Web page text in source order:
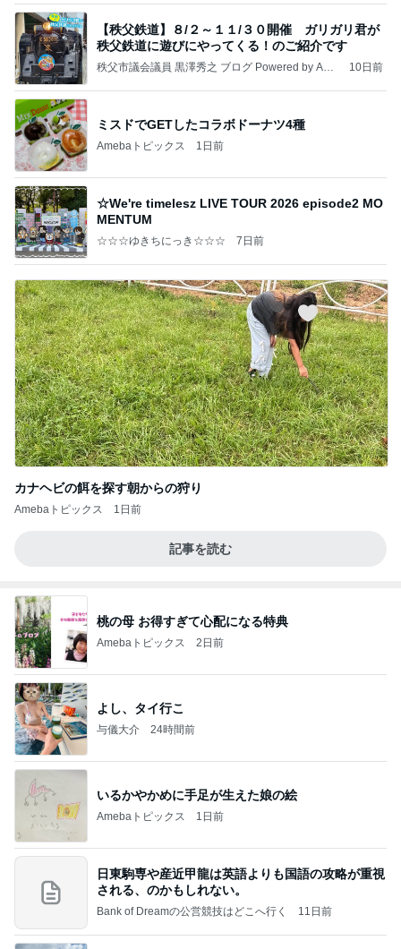
【秩父鉄道】８/２～１１/３０開催 ガリガリ君が
秩父鉄道に遊びにやってくる！のご紹介です
秩父市議会議員 黒澤秀之 ブログ Powered by Ame
10日前
ミスドでGETしたコラボドーナツ4種
Amebaトピックス 1日前
☆We're timelesz LIVE TOUR 2026 episode2 MO
MENTUM
☆☆☆ゆきちにっき☆☆☆ 7日前
カナヘビの餌を探す朝からの狩り
Amebaトピックス 1日前
記事を読む
桃の母 お得すぎて心配になる特典
Amebaトピックス 2日前
よし、タイ行こ
与儀大介 24時間前
いるかやかめに手足が生えた娘の絵
Amebaトピックス 1日前
日東駒専や産近甲龍は英語よりも国語の攻略が重視
される、のかもしれない。
Bank of Dreamの公営競技はどこへ行く 11日前